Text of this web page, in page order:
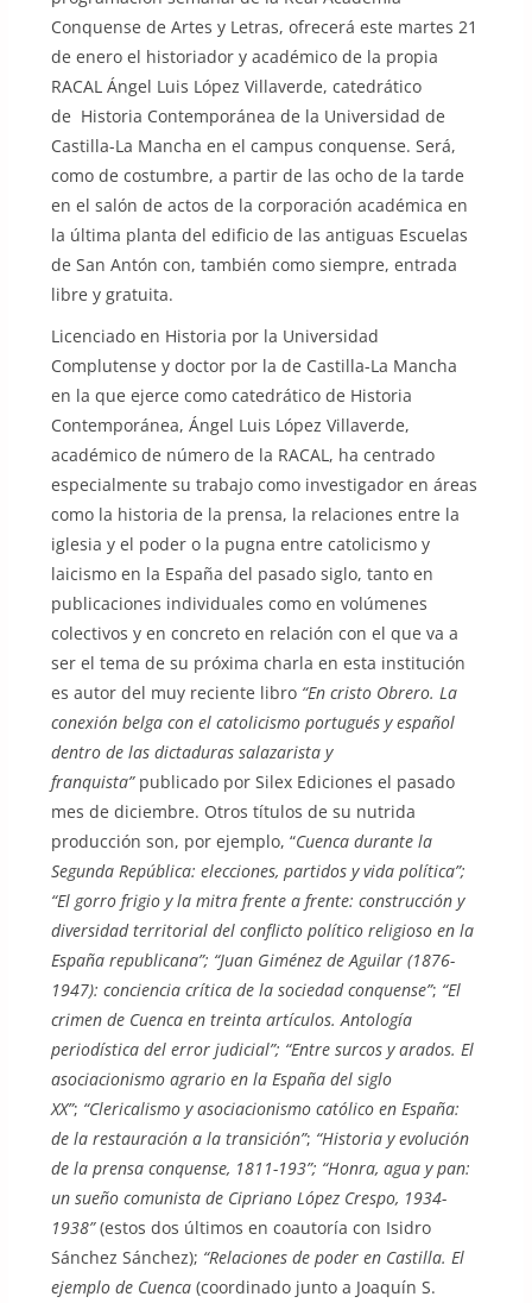
Conquense de Artes y Letras, ofrecerá este martes 21
de enero el historiador y académico de la propia
RACAL Ángel Luis López Villaverde, catedrático
de Historia Contemporánea de la Universidad de
Castilla-La Mancha en el campus conquense. Será,
como de costumbre, a partir de las ocho de la tarde
en el salón de actos de la corporación académica en
la última planta del edificio de las antiguas Escuelas
de San Antón con, también como siempre, entrada
libre y gratuita.
Licenciado en Historia por la Universidad
Complutense y doctor por la de Castilla-La Mancha
en la que ejerce como catedrático de Historia
Contemporánea, Ángel Luis López Villaverde,
académico de número de la RACAL, ha centrado
especialmente su trabajo como investigador en áreas
como la historia de la prensa, la relaciones entre la
iglesia y el poder o la pugna entre catolicismo y
laicismo en la España del pasado siglo, tanto en
publicaciones individuales como en volúmenes
colectivos y en concreto en relación con el que va a
ser el tema de su próxima charla en esta institución
es autor del muy reciente libro “En cristo Obrero. La
conexión belga con el catolicismo portugués y español
dentro de las dictaduras salazarista y
franquista”publicado por Silex Ediciones el pasado
mes de diciembre. Otros títulos de su nutrida
producción son, por ejemplo, “Cuenca durante la
Segunda República: elecciones, partidos y vida política”;
“El gorro frigio y la mitra frente a frente: construcción y
diversidad territorial del conflicto político religioso en la
España republicana”; “Juan Giménez de Aguilar (1876-
1947): conciencia crítica de la sociedad conquense”; “El
crimen de Cuenca en treinta artículos. Antología
periodística del error judicial”; “Entre surcos y arados. El
asociacionismo agrario en la España del siglo
XX”; “Clericalismo y asociacionismo católico en España:
de la restauración a la transición”; “Historia y evolución
de la prensa conquense, 1811-193”; “Honra, agua y pan:
un sueño comunista de Cipriano López Crespo, 1934-
1938”(estos dos últimos en coautoría con Isidro
Sánchez Sánchez); “Relaciones de poder en Castilla. El
ejemplo de Cuenca (coordinado junto a Joaquín S.